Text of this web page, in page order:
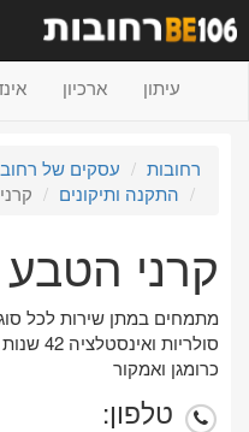
עיתון ארכיון
רחובות עסקים של
התקנה ותיקונים
קרני הטבע
מתמחים במתן שירות לכל
כרומגן ואמקור
טלפון: